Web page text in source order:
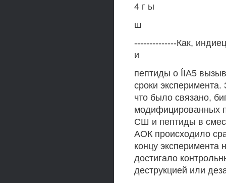
4 г ы
ш
--------------Как,
и
пептиды o ÍIA5
сроки
что было связано,
модифицированных
СШ и пептиды в
АОК происходило
концу эксперимента
достигало
деструкцией или